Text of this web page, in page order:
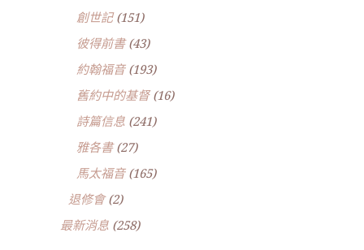
創世記(151)
彼得前書(43)
約翰福音(193)
舊約中的基督(16)
詩篇信息 (241)
雅各書(27)
馬太福音(165)
退修會(2)
最新消息 (258)